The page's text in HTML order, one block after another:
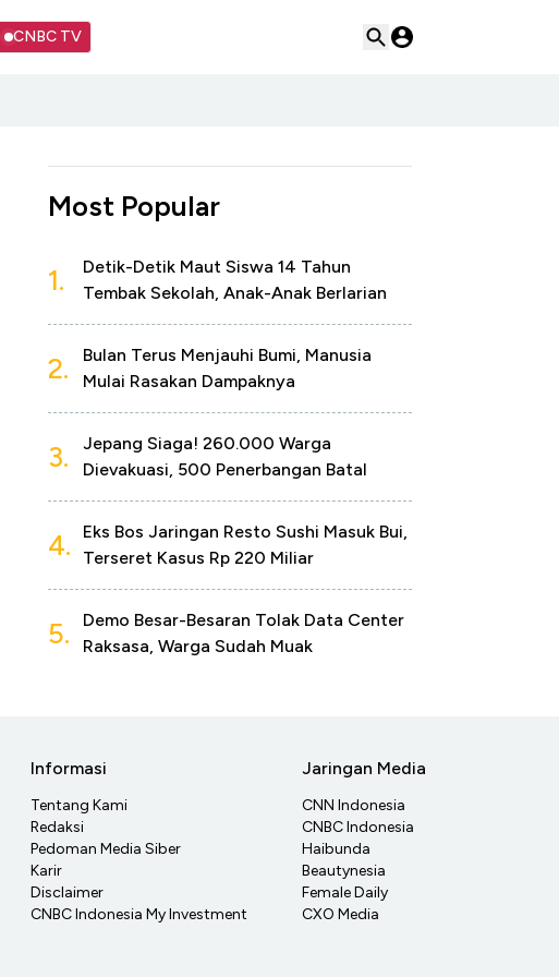
CNBC TV
Most Popular
1.
Detik-Detik Maut Siswa 14 Tahun
Tembak Sekolah, Anak-Anak Berlarian
2.
Bulan Terus Menjauhi Bumi, Manusia
Mulai Rasakan Dampaknya
3.
Jepang Siaga! 260.000 Warga
Dievakuasi, 500 Penerbangan Batal
4.
Eks Bos Jaringan Resto Sushi Masuk Bui,
Terseret Kasus Rp 220 Miliar
5.
Demo Besar-Besaran Tolak Data Center
Raksasa, Warga Sudah Muak
Informasi
Tentang Kami
Redaksi
Pedoman Media Siber
Karir
Disclaimer
CNBC Indonesia My Investment
Jaringan Media
CNN Indonesia
CNBC Indonesia
Haibunda
Beautynesia
Female Daily
CXO Media